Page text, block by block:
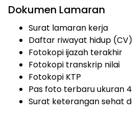
Dokumen Lamaran
Surat lamaran kerja
Daftar riwayat hidup (CV)
Fotokopi ijazah terakhir
Fotokopi transkrip nilai
Fotokopi KTP
Pas foto terbaru ukuran
Surat keterangan sehat